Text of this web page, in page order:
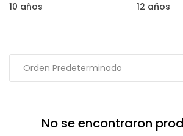
10 años
12 años
No se encontraron